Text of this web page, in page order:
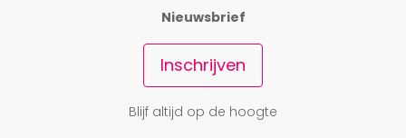
Nieuwsbrief
Inschrijven
Blijf altijd op de hoogte